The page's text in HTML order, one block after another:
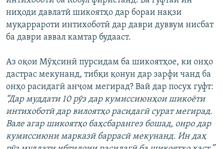
ниҳоди давлатӣ шикоятҳо дар бораи нақзи
муқаррароти интихоботӣ дар даври дуввум нисбат
ба даври аввал камтар будааст.
Аз оқои Мӯҳсинӣ пурсидам ба шикоятҳое, ки онҳо
дастрас мекунанд, тибқи қонун дар зарфи чанд ба
онҳо расидагӣ анҷом мегирад? Вай дар посух гуфт:
“Дар муддати 10 рӯз дар кумиссиюнҳои шикоёти
интихоботӣ дар вилоятҳо расидагӣ сурат мегирад.
Вале агар шикоятҳо баҳсбарангез бошад, онро дар
кумиссиюни марказӣ баррасӣ мекунанд. Ин даҳ